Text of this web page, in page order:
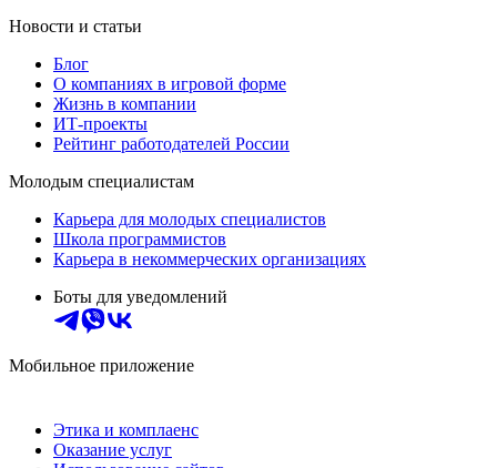
Новости и статьи
Блог
О компаниях в игровой форме
Жизнь в компании
ИТ-проекты
Рейтинг работодателей России
Молодым специалистам
Карьера для молодых специалистов
Школа программистов
Карьера в некоммерческих организациях
Боты для уведомлений
Мобильное приложение
Этика и комплаенс
Оказание услуг